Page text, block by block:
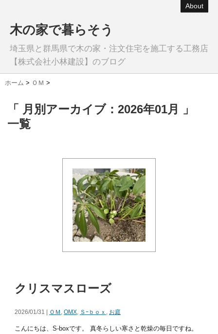
About
木の家で暮らそう
埼玉県と群馬県で木の家・注文住宅を施工する工務店
【株式会社小林建設】のブログ
ホーム > ＯＭ >
「 月別アーカイブ：2026年01月 」
一覧
クリスマスローズ
2026/01/31 | ＯＭ , OMX, Ｓｰｂｏｘ , お庭
こんにちは、S-boxです。 真冬らしい寒さと乾燥の毎日ですね。